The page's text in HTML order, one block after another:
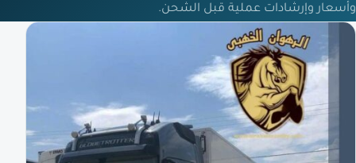
وأسعار وإرشادات عملية قبل الشحن.